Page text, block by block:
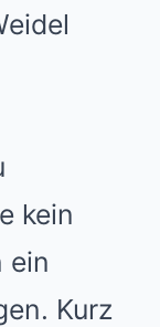
kein
ein
Kurz